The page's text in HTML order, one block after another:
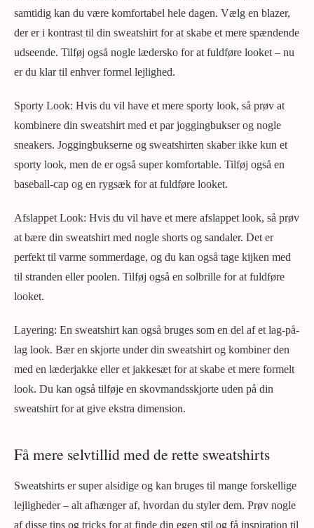
samtidig kan du være komfortabel hele dagen. Vælg en blazer,
der er i kontrast til din sweatshirt for at skabe et mere spændende
udseende. Tilføj også nogle lædersko for at fuldføre looket – nu
er du klar til enhver formel lejlighed.
Sporty Look: Hvis du vil have et mere sporty look, så prøv at
kombinere din sweatshirt med et par joggingbukser og nogle
sneakers. Joggingbukserne og sweatshirten skaber ikke kun et
sporty look, men de er også super komfortable. Tilføj også en
baseball-cap og en rygsæk for at fuldføre looket.
Afslappet Look: Hvis du vil have et mere afslappet look, så prøv
at bære din sweatshirt med nogle shorts og sandaler. Det er
perfekt til varme sommerdage, og du kan også tage kijken med
til stranden eller poolen. Tilføj også en solbrille for at fuldføre
looket.
Layering: En sweatshirt kan også bruges som en del af et lag-på-
lag look. Bær en skjorte under din sweatshirt og kombiner den
med en læderjakke eller et jakkesæt for at skabe et mere formelt
look. Du kan også tilføje en skovmandsskjorte uden på din
sweatshirt for at give ekstra dimension.
Få mere selvtillid med de rette sweatshirts
Sweatshirts er super alsidige og kan bruges til mange forskellige
lejligheder – alt afhænger af, hvordan du styler dem. Prøv nogle
af disse tips og tricks for at finde din egen stil og få inspiration til